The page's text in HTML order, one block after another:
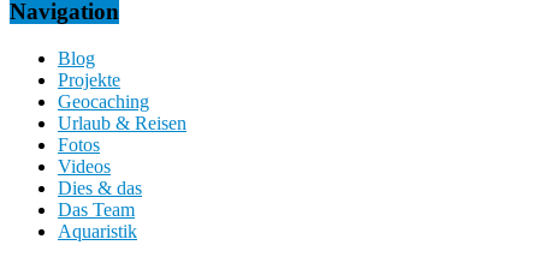
Navigation
Blog
Projekte
Geocaching
Urlaub & Reisen
Fotos
Videos
Dies & das
Das Team
Aquaristik